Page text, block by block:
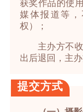
获奖作品的使
媒体报道等
权）；
主办方不
出后退回，主
提交方式